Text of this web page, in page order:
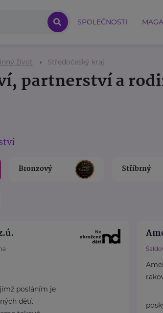
SPOLEČNOSTI
život Středočeský kraj
partnerství a
Bronzový Stříbrný
posláním je
dětí.